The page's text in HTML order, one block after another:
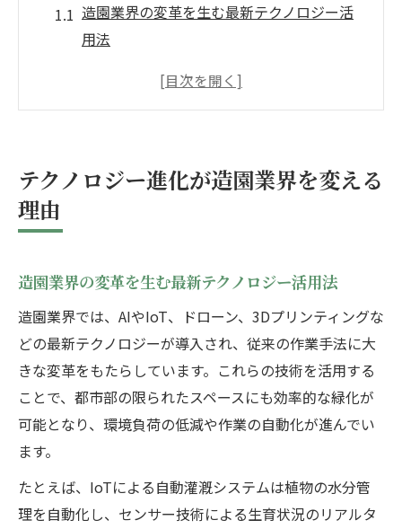
造園業界の変革を生む最新テクノロジー活
用法
造園におけるAIやデジタル化の役割を解説
造園業界の将来性とテクノロジー導入効果
未来志向の造園が切り拓く新たな可能性
造園とテクノロジーが拡げる新ビジネス領
域
環境配慮型造園の最新トレンドを徹底解説
造園求人市場で求められる新スキルとは
造園業界での独立を後押しする技術進化
業界を支える造園テクノロジー最新事情
造園会社が導入する最新デジタル技術を解
説
テクノロジー進化が造園業界を変える
理由
造園業界の変革を生む最新テクノロジー活用法
造園業界では、AIやIoT、ドローン、3Dプリンティングな
どの最新テクノロジーが導入され、従来の作業手法に大
きな変革をもたらしています。これらの技術を活用する
ことで、都市部の限られたスペースにも効率的な緑化が
可能となり、環境負荷の低減や作業の自動化が進んでい
ます。
たとえば、IoTによる自動灌漑システムは植物の水分管
理を自動化し、センサー技術による生育状況のリアルタ